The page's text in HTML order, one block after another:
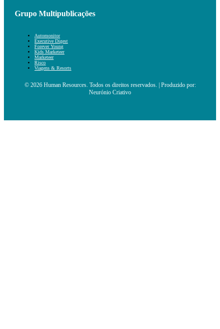
Grupo Multipublicações
Automonitor
Executive Digest
Forever Young
Kids Marketeer
Marketeer
Risco
Viagens & Resorts
© 2026 Human Resources. Todos os direitos reservados. | Produzido por:
Neurónio Criativo